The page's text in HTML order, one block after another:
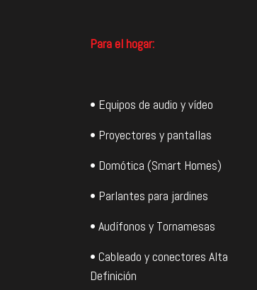
Para el hogar:
• Equipos de audio y vídeo
• Proyectores y pantallas
• Domótica (Smart Homes)
• Parlantes para jardines
• Audífonos y Tornamesas
• Cableado y conectores Alta
Definición